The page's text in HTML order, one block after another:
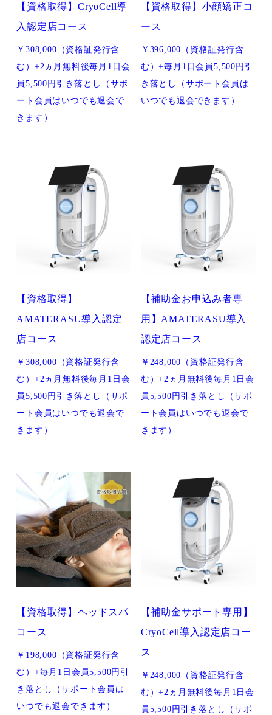
【資格取得】CryoCell導
入認定店コース
￥308,000（資格証発行含
む）+2ヵ月無料後毎月1日会
員5,500円引き落とし（サポ
ート会員はいつでも退会で
きます）
【資格取得】小顔矯正コ
ース
￥396,000（資格証発行含
む）+毎月1日会員5,500円引
き落とし（サポート会員は
いつでも退会できます）
【資格取得】
AMATERASU導入認定
店コース
￥308,000（資格証発行含
む）+2ヵ月無料後毎月1日会
員5,500円引き落とし（サポ
ート会員はいつでも退会で
きます）
【補助金お申込み者専
用】AMATERASU導入
認定店コース
￥248,000（資格証発行含
む）+2ヵ月無料後毎月1日会
員5,500円引き落とし（サポ
ート会員はいつでも退会で
きます）
【資格取得】ヘッドスパ
コース
￥198,000（資格証発行含
む）+毎月1日会員5,500円引
き落とし（サポート会員は
いつでも退会できます）
【補助金サポート専用】
CryoCell導入認定店コー
ス
￥248,000（資格証発行含
む）+2ヵ月無料後毎月1日会
員5,500円引き落とし（サポ